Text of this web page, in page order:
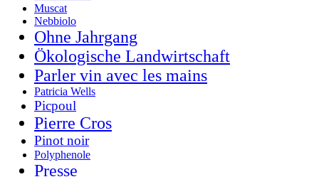
Muscat
Nebbiolo
Ohne Jahrgang
Ökologische Landwirtschaft
Parler vin avec les mains
Patricia Wells
Picpoul
Pierre Cros
Pinot noir
Polyphenole
Presse